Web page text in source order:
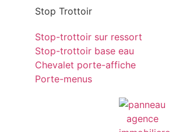
Stop Trottoir
Stop-trottoir sur ressort
Stop-trottoir base eau
Chevalet porte-affiche
Porte-menus